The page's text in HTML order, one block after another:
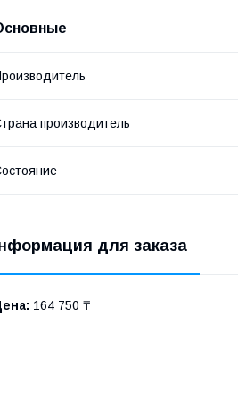
производитель
для заказа
164 750 ₸